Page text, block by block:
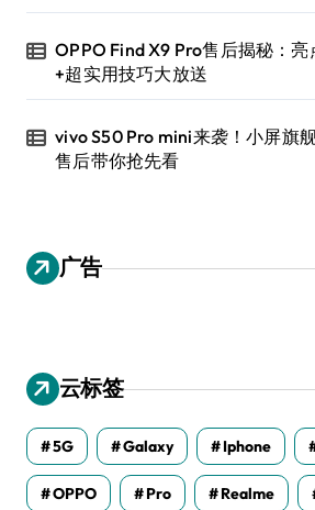
OPPO Find X9 Pro售后揭秘：亮
+超实用技巧大放送
vivo S50 Pro mini来袭！小屏旗舰
售后带你抢先看
广告
云标签
5G Galaxy Iphone
OPPO Pro Realme